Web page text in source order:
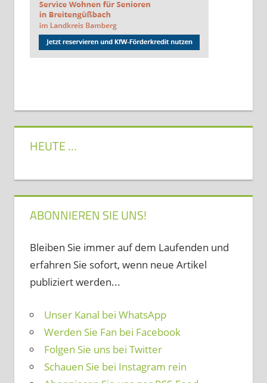
HEUTE …
ABONNIEREN SIE UNS!
Bleiben Sie immer auf dem Laufenden und
erfahren Sie sofort, wenn neue Artikel
publiziert werden...
Unser Kanal bei WhatsApp
Werden Sie Fan bei Facebook
Folgen Sie uns bei Twitter
Schauen Sie bei Instagram rein